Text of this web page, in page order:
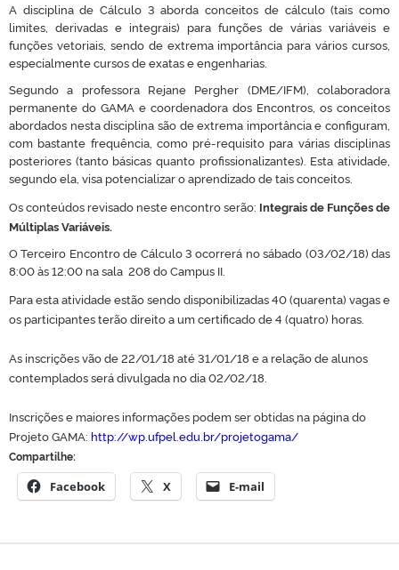
A disciplina de Cálculo 3 aborda conceitos de cálculo (tais como
limites, derivadas e integrais) para funções de várias variáveis e
funções vetoriais, sendo de extrema importância para vários cursos,
especialmente cursos de exatas e engenharias.
Segundo a professora Rejane Pergher (DME/IFM), colaboradora
permanente do GAMA e coordenadora dos Encontros, os conceitos
abordados nesta disciplina são de extrema importância e configuram,
com bastante frequência, como pré-requisito para várias disciplinas
posteriores (tanto básicas quanto profissionalizantes). Esta atividade,
segundo ela, visa potencializar o aprendizado de tais conceitos.
Os conteúdos revisado neste encontro serão: Integrais de Funções de
Múltiplas Variáveis.
O Terceiro Encontro de Cálculo 3 ocorrerá no sábado (03/02/18) das
8:00 às 12:00 na sala 208 do Campus II.
Para esta atividade estão sendo disponibilizadas 40 (quarenta) vagase
os participantes terão direito a um certificado de 4 (quatro) horas.
As inscrições vão de 22/01/18 até 31/01/18 e a relação de alunos
contemplados será divulgada no dia 02/02/18.
Inscrições e maiores informações podem ser obtidas na página do
Projeto GAMA: http://wp.ufpel.edu.br/projetogama/
Compartilhe:
Facebook X E-mail